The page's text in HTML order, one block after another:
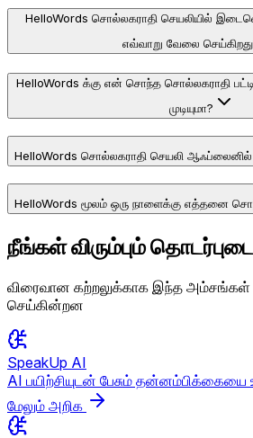
HelloWords சொல்லகராதி செயலியில்
எவ்வாறு வேலை
HelloWords க்கு என் சொந்த சொல்லகராதி
முடியுமா?
HelloWords சொல்லகராதி செயலி
HelloWords மூலம் ஒரு நாளைக்கு எத்தனை
நீங்கள் விரும்பும்
விரைவான கற்றலுக்காக இந்த அம்சங்கள்
செய்கின்றன
SpeakUp AI
AI பயிற்சியுடன் பேசும் தன்னம்பிக்கையை
மேலும் அறிக